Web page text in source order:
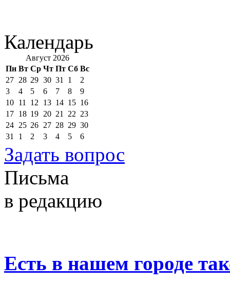
Календарь
Август 2026
Пн Вт Ср Чт Пт Сб Вс
27 28 29 30 31 1
2
3
4 5 6 7 8
9
10 11 12 13 14 15 16
17 18 19 20 21 22 23
24 25 26 27 28 29 30
31
1 2 3 4 5 6
Задать вопрос
Письма
в редакцию
Есть в нашем городе